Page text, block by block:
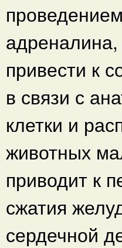
привести к
в связи с
клетки и
животных
приводит к
сжатия
сердечной